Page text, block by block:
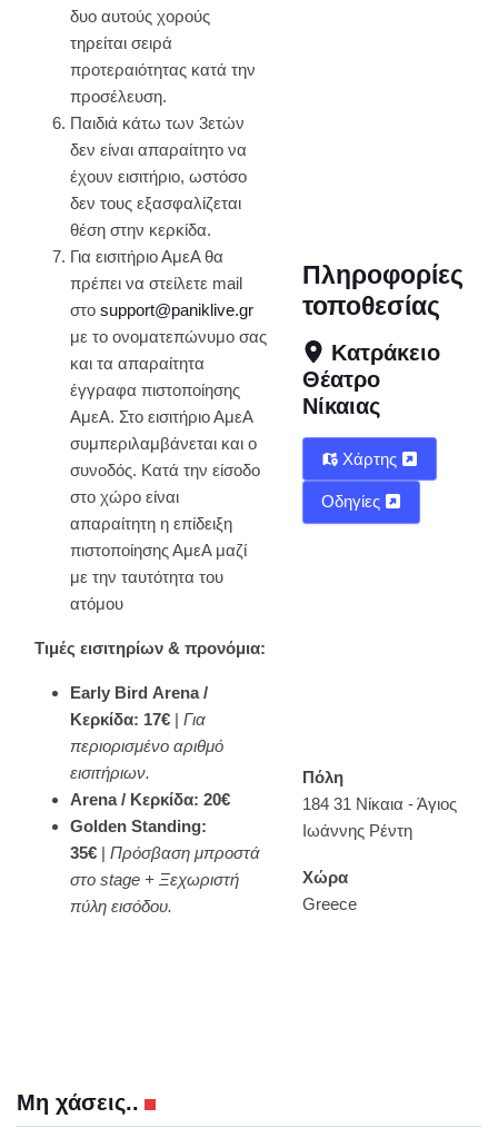
δυο αυτούς χορούς
τηρείται σειρά
προτεραιότητας κατά την
προσέλευση.
Παιδιά κάτω των 3ετών
δεν είναι απαραίτητο να
έχουν εισιτήριο, ωστόσο
δεν τους εξασφαλίζεται
θέση στην κερκίδα.
Για εισιτήριο ΑμεΑ θα
πρέπει να στείλετε mail
στο support@paniklive.gr
με το ονοματεπώνυμο σας
και τα απαραίτητα
έγγραφα πιστοποίησης
ΑμεΑ. Στο εισιτήριο ΑμεΑ
συμπεριλαμβάνεται και ο
συνοδός. Κατά την είσοδο
στο χώρο είναι
απαραίτητη η επίδειξη
πιστοποίησης ΑμεΑ μαζί
με την ταυτότητα του
ατόμου
Τιμές εισιτηρίων & προνόμια:
Early Bird Arena /
Κερκίδα: 17€ | Για
περιορισμένο αριθμό
εισιτήριων.
Arena / Κερκίδα: 20€
Golden Standing:
35€ | Πρόσβαση μπροστά
στο stage + Ξεχωριστή
πύλη εισόδου.
Πληροφορίες
τοποθεσίας
Κατράκειο
Θέατρο
Νίκαιας
Χάρτης
Οδηγίες
Πόλη
184 31 Νίκαια - Άγιος
Ιωάννης Ρέντη
Χώρα
Greece
Μη χάσεις..